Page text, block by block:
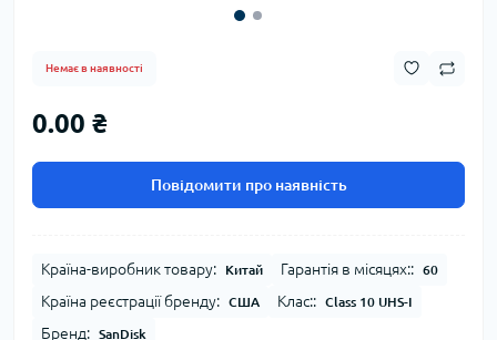
Немає в наявності
0.00 ₴
Повідомити про наявність
Країна-виробник товару: Китай Гарантія в місяцях:: 60
Країна реєстрації бренду: США Клас:: Class 10 UHS-I
Бренд: SanDisk